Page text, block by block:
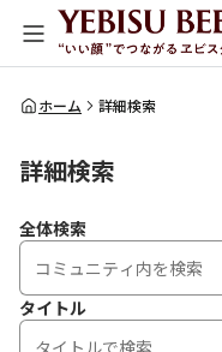
全体検索
ホーム 詳細検索
詳細検索
全体検索
タイトル